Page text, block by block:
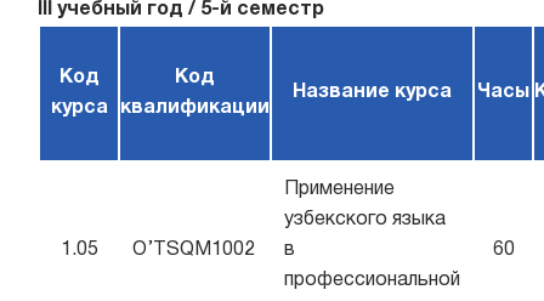
III учебный год / 5-й семестр
Код
курса
Код
квалификации
Название курса Часы
1.05 O’TSQM1002
Применение
узбекского языка
в
профессиональной
60